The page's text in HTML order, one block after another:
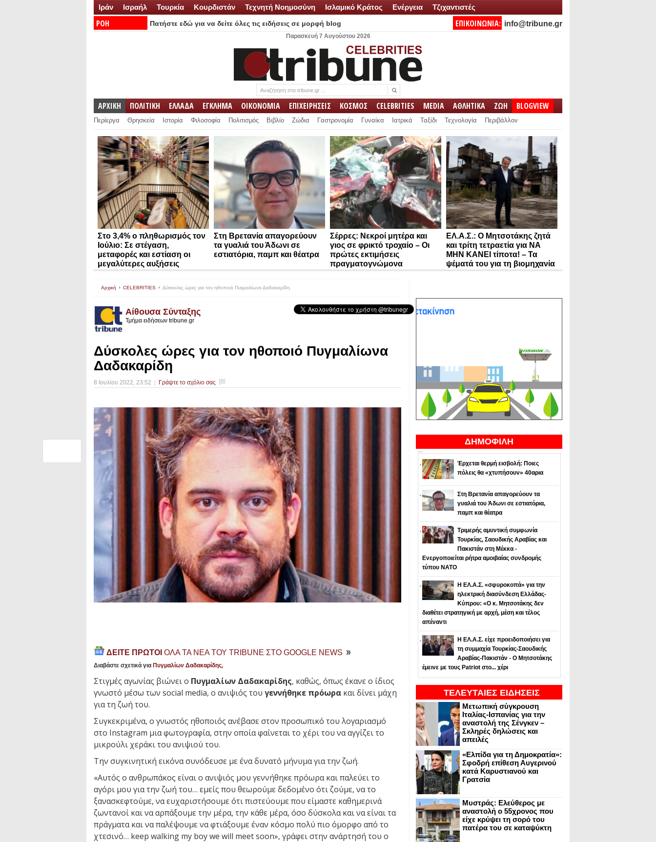
Ιράν Ισραήλ Τουρκία Κουρδιστάν Τεχνητή Νοημοσύνη Ισλαμικό Κράτος Ενέργεια Τζιχαντιστές
ΡΟΗ
Πατήστε εδώ για να δείτε όλες τις ειδήσεις σε μορφή blog ΕΠΙΚΟΙΝΩΝΙΑ: info@tribune.gr
Παρασκευή 7 Αυγούστου 2026
ΑΡΧΙΚΗ ΠΟΛΙΤΙΚΗ ΕΛΛΑΔΑ ΕΓΚΛΗΜΑ ΟΙΚΟΝΟΜΙΑ ΕΠΙΧΕΙΡΗΣΕΙΣ ΚΟΣΜΟΣ CELEBRITIES MEDIA ΑΘΛΗΤΙΚΑ ΖΩΗ BLOGVIEW
Περίεργα Θρησκεία Ιστορία Φιλοσοφία Πολιτισμός Βιβλίο Ζώδια Γαστρονομία Γυναίκα Ιατρικά Ταξίδι Τεχνολογία Περιβάλλον
Στο 3,4% ο πληθωρισμός τον
Ιούλιο: Σε στέγαση,
μεταφορές και εστίαση οι
μεγαλύτερες αυξήσεις
Στη Βρετανία απαγορεύουν
τα γυαλιά του Άδωνι σε
εστιατόρια, παμπ και θέατρα
Σέρρες: Νεκροί μητέρα και
γιος σε φρικτό τροχαίο – Οι
πρώτες εκτιμήσεις
πραγματογνώμονα
ΕΛ.Α.Σ.: Ο Μητσοτάκης ζητά
και τρίτη τετραετία για ΝΑ
ΜΗΝ ΚΑΝΕΙ τίποτα! – Τα
ψέματά του για τη βιομηχανία
ΔΗΜΟΦΙΛΗ
Έρχεται θερμή εισβολή: Ποιες
πόλεις θα «χτυπήσουν» 40αρια
Στη Βρετανία απαγορεύουν τα
γυαλιά του Άδωνι σε εστιατόρια,
παμπ και θέατρα
Τριμερής αμυντική συμφωνία
Τουρκίας, Σαουδικής Αραβίας και
Πακιστάν στη Μέκκα -
Ενεργοποιείται ρήτρα αμοιβαίας συνδρομής
τύπου NATO
Η ΕΛ.Α.Σ. «σφυροκοπά» για την
ηλεκτρική διασύνδεση Ελλάδας-
Κύπρου: «Ο κ. Μητσοτάκης δεν
διαθέτει στρατηγική με αρχή, μέση και τέλος
απέναντι
Η ΕΛ.Α.Σ. είχε προειδοποιήσει για
τη συμμαχία Τουρκίας-Σαουδικής
Αραβίας-Πακιστάν - Ο Μητσοτάκης
έμεινε με τους Patriot στο... χέρι
ΤΕΛΕΥΤΑΙΕΣ ΕΙΔΗΣΕΙΣ
Μετωπική σύγκρουση
Ιταλίας-Ισπανίας για την
αναστολή της Σένγκεν –
Σκληρές δηλώσεις και
απειλές
«Ελπίδα για τη Δημοκρατία»:
Σφοδρή επίθεση Αυγερινού
κατά Καρυστιανού και
Γρατσία
Μυστράς: Ελεύθερος με
αναστολή ο 55χρονος που
είχε κρύψει τη σορό του
πατέρα του σε καταψύκτη
Αρχική CELEBRITIES Δύσκολες ώρες για τον ηθοποιό Πυγμαλίωνα Δαδακαρίδη
Αίθουσα Σύνταξης
Τμήμα ειδήσεων tribune.gr
Δύσκολες ώρες για τον ηθοποιό Πυγμαλίωνα
Δαδακαρίδη
8 Ιουλίου 2022, 23:52 Γράψτε το σχόλιο σας
ΔΕΙΤΕ ΠΡΩΤΟΙ ΟΛΑ ΤΑ ΝΕΑ ΤΟΥ TRIBUNE ΣΤΟ GOOGLE NEWS
Διαβάστε σχετικά για Πυγμαλίων Δαδακαρίδης,
Στιγμές αγωνίας βιώνει ο Πυγμαλίων Δαδακαρίδης, καθώς, όπως έκανε ο ίδιος
γνωστό μέσω των social media, ο ανιψιός του γεννήθηκε πρόωρα και δίνει μάχη
για τη ζωή του.
Συγκεκριμένα, ο γνωστός ηθοποιός ανέβασε στον προσωπικό του λογαριασμό
στο Instagram μια φωτογραφία, στην οποία φαίνεται το χέρι του να αγγίζει το
μικρούλι χεράκι του ανιψιού του.
Την συγκινητική εικόνα συνόδευσε με ένα δυνατό μήνυμα για την ζωή.
«Αυτός ο ανθρωπάκος είναι ο ανιψιός μου γεννήθηκε πρόωρα και παλεύει το
αγόρι μου για την ζωή του… εμείς που θεωρούμε δεδομένο ότι ζούμε, να το
ξανασκεφτούμε, να ευχαριστήσουμε ότι πιστεύουμε που είμαστε καθημερινά
ζωντανοί και να αρπάξουμε την μέρα, την κάθε μέρα, όσο δύσκολα και να είναι τα
πράγματα και να παλέψουμε να φτιάξουμε έναν κόσμο πολύ πιο όμορφο από το
χτεσινό… keep walking my boy we will meet soon», γράφει στην ανάρτησή του ο